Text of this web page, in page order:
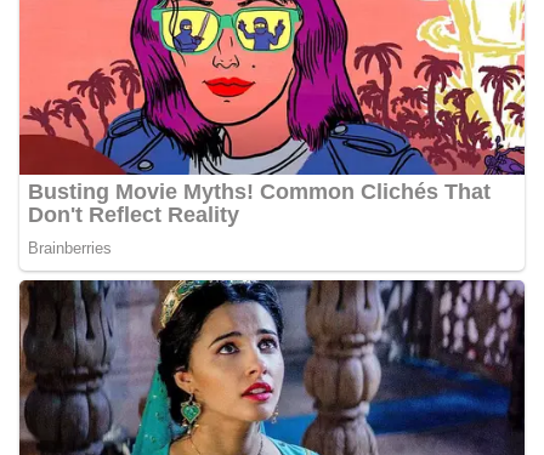
komunikasi dua arah agar warga dapat
menyampaikan keluhan maupun informasi terkait
situasi kamtibmas di sekitar mereka.‎‎‎Salah satu
poin utama yang disampaikan dalam kegiatan
sambang ini adalah imbauan kepada warga untuk
memasang bendera Merah Putih secara penuh,
bukan setengah tiang, sebagai bentuk
penghormatan dan rasa cinta tanah air
menjelang perayaan HUT Kemerdekaan RI.
Petugas mengingatkan bahwa pemasangan
wujud nyata partisipasi masyarakat dalam
memperingati hari bersejarah bangsa
Indonesia.‎‎”Kami mengimbau kepada seluruh
warga agar mulai mempersiapkan dan memasang
bendera Merah Putih di depan rumah masing-
masing secara penuh. Ini adalah bentuk
penghormatan kita bersama terhadap